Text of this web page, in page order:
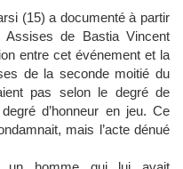
(15) a documenté à partir
de Bastia Vincent
entre cet événement et la
de la seconde moitié du
pas selon le degré de
d’honneur en jeu. Ce
mais l’acte dénué